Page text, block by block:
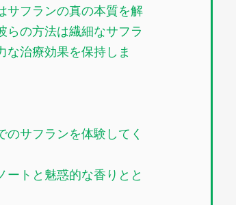
サフランの真の本質を解
らの方法は繊細なサフラ
な治療効果を保持しま
サフランを体験してく
トと魅惑的な香りとと